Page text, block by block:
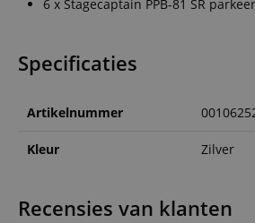
6 x Stagecaptain PPB-81 SR
Specificaties
Artikelnummer
Kleur Zilver
Recensies van klanten